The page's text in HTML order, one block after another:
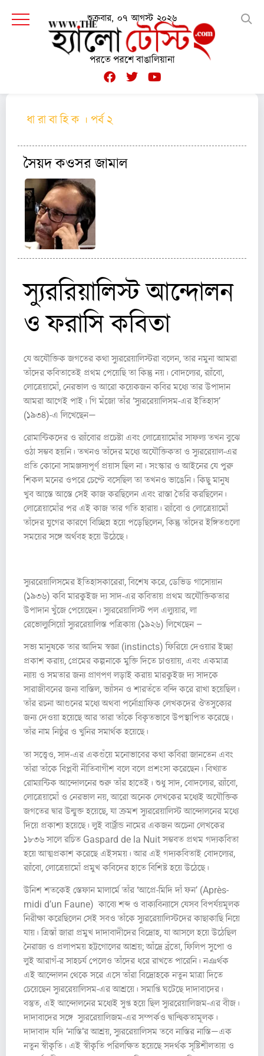
শুক্রবার, ০৭ আগস্ট ২০২৬
পরতে পরশে বাঙালিয়ানা
ধা রা বা হি ক । পর্ব ২
সৈয়দ কওসর জামাল
স্যুররিয়ালিস্ট আন্দোলন
ও ফরাসি কবিতা
যে অযৌক্তিক জগতের কথা স্যুররেয়ালিস্টরা বলেন, তার নমুনা আমরা
তাঁদের কবিতাতেই প্রথম পেয়েছি তা কিন্তু নয়। বোদল্যের, র‍্যাঁবো,
লোত্রেয়ামোঁ, নেরভাল ও আরো কয়েকজন কবির মধ্যে তার উপাদান
আমরা আগেই পাই। গি মঁজো তাঁর ‘স্যুররেয়ালিসম-এর ইতিহাস’
(১৯৩৪)-এ লিখেছেন—
রোমান্টিকদের ও র‍্যাঁবোর প্রচেষ্টা এবং লোত্রেয়ামোঁর সাফল্য তখন বুঝে
ওঠা সম্ভব হয়নি। তখনও তাঁদের মধ্যে অযৌক্তিকতা ও স্যুররেয়াল-এর
প্রতি কোনো সামঞ্জস্যপূর্ণ প্রয়াস ছিল না। সংস্কার ও আইনের যে পুরু
শিকল মনের ওপরে চেপ্টে বসেছিল তা তখনও ভাঙেনি। কিছু মানুষ
খুব আস্তে আস্তে সেই কাজ করছিলেন এবং রাস্তা তৈরি করছিলেন।
লোত্রেয়ামোঁর পর এই কাজ তার গতি হারায়। র‍্যাঁবো ও লোত্রেয়ামোঁ
তাঁদের যুগের কারণে বিচ্ছিন্ন হয়ে পড়েছিলেন, কিন্তু তাঁদের ইঙ্গিতগুলো
সময়ের সঙ্গে অর্থবহ হয়ে উঠেছে।
স্যুররেয়ালিসমের ইতিহাসকারেরা, বিশেষ করে, ডেভিড গাসোয়ান
(১৯৩৬) কবি মারকুইজ দ্য সাদ-এর কবিতায় প্রথম অযৌক্তিকতার
উপাদান খুঁজে পেয়েছেন। স্যুররেয়ালিস্ট পল এল্যুয়ার, লা
রেভোল্যুসিয়োঁ স্যুররেয়ালিস্ত পত্রিকায় (১৯২৬) লিখেছেন –
সভ্য মানুষকে তার আদিম স্বজ্ঞা (instincts) ফিরিয়ে দেওয়ার ইচ্ছা
প্রকাশ করায়, প্রেমের কল্পনাকে মুক্তি দিতে চাওয়ায়, এবং একমাত্র
ন্যায় ও সমতার জন্য প্রাণপণ লড়াই করায় মারকুইজ দ্য সাদকে
সারাজীবনের জন্য বাস্তিল, ভ্যাঁসন ও শারতঁতে বন্দি করে রাখা হয়েছিল।
তাঁর রচনা আগুনের মধ্যে অথবা পর্নোগ্রাফিক লেখকদের ঔতসুক্যের
জন্য দেওয়া হয়েছে আর তারা তাঁকে বিকৃতভাবে উপস্থাপিত করেছে।
তাঁর নাম নিষ্ঠুর ও খুনির সমার্থক হয়েছে।
তা সত্ত্বেও, সাদ-এর একগুঁয়ে মনোভাবের কথা কবিরা জানতেন এবং
তাঁরা তাঁকে বিপ্লবী নীতিবাগীশ বলে বলে প্রশংসা করেছেন। বিখ্যাত
রোম্যান্টিক আন্দোলনের শুরু তাঁর হাতেই। শুধু সাদ, বোদল্যের, র‍্যাঁবো,
লোত্রেয়ামোঁ ও নেরভাল নয়, আরো অনেক লেখকের মধ্যেই অযৌক্তিক
জগতের দ্বার উন্মুক্ত হয়েছে, যা ক্রমশ স্যুররেয়ালিস্ট আন্দোলনের মধ্যে
দিয়ে প্রকাশ্য হয়েছে। লুই বার্ট্রান্ড নামের একজন অচেনা লেখকের
১৮৩৬ সালে রচিত Gaspard de la Nuit সম্ভবত প্রথম গদ্যকবিতা
হয়ে আত্মপ্রকাশ করেছে এইসময়। আর এই গদ্যকবিতাই বোদল্যের,
র‍্যাঁবো, লোত্রেয়ামোঁ প্রমুখ কবিদের হাতে বিশিষ্ট হয়ে উঠেছে।
উনিশ শতকেই স্তেফান মালার্মে তাঁর ‘আপ্রে-মিদি দাঁ ফন’ (Après-
midi d’un Faune) কাব্যে শব্দ ও বাক্যবিন্যাসে যেসব বিপর্যয়মূলক
নিরীক্ষা করেছিলেন সেই সবও তাঁকে স্যুররেয়ালিস্টদের কাছাকাছি নিয়ে
যায়। ত্রিস্তাঁ জারা প্রমুখ দাদাবাদীদের বিদ্রোহ, যা আসলে হয়ে উঠেছিল
নৈরাজ্য ও প্রলাপময় হট্টগোলের আশ্রয়; আঁদ্রে ব্রঁতো, ফিলিপ সুপো ও
লুই আরাগঁ-র সাহচর্য পেলেও তাঁদের ধরে রাখতে পারেনি। নঞর্থক
এই আন্দোলন থেকে সরে এসে তাঁরা বিদ্রোহকে নতুন মাত্রা দিতে
চেয়েছেন স্যুররেয়ালিসম-এর আশ্রয়ে। সমাপ্তি ঘটেছে দাদাবাদের।
বস্তুত, এই আন্দোলনের মধ্যেই সুপ্ত হয়ে ছিল স্যুররেয়ালিজম-এর বীজ।
দাদাবাদের সঙ্গে স্যুররেয়ালিজম-এর সম্পর্কও দ্বান্দ্বিকতামূলক।
দাদাবাদ যদি ‘নাস্তি’র আশ্রয়, স্যুররেয়ালিসম তবে নাস্তির নাস্তি—এক
নতুন স্বীকৃতি। এই স্বীকৃতি পরিলক্ষিত হয়েছে সদর্থক সৃষ্টিশীলতায় ও